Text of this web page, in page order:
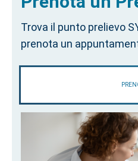
Trova il punto prelievo
prenota un